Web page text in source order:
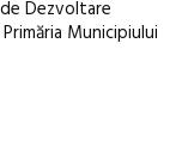
Dezvoltare
Municipiului